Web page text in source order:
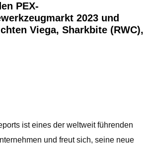
PEX-
2023 und
Viega, Sharkbite (RWC),
ist eines der weltweit führenden
und freut sich, seine neue